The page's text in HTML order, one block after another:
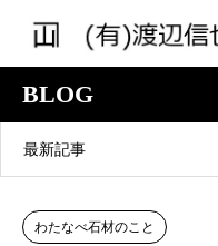
BLOG
最新記事
わたなべ石材のこと